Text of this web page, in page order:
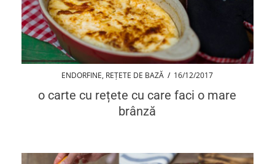
ENDORFINE, REȚETE DE BAZĂ / 16/12/2017
o carte cu rețete cu care faci o mare
brânză